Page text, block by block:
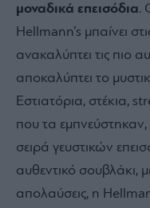
μοναδικά επεισόδια.
Hellmann’s μπαίνει
ανακαλύπτει τις πιο
αποκαλύπτει το
Εστιατόρια, στέκια,
που τα
σειρά γευστικών
αυθεντικό σουβλάκι,
απολαύσεις, η